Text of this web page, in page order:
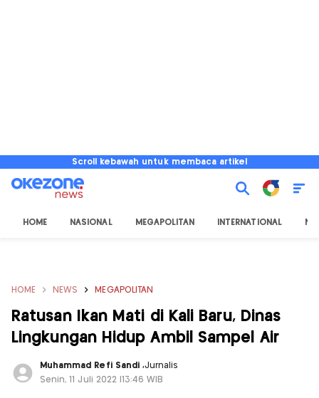
Scroll kebawah untuk membaca artikel
HOME NASIONAL MEGAPOLITAN INTERNATIONAL
HOME NEWS MEGAPOLITAN
Ratusan Ikan Mati di Kali Baru, Dinas
Lingkungan Hidup Ambil Sampel Air
Muhammad Refi Sandi ,Jurnalis
Senin, 11 Juli 2022 |13:46 WIB